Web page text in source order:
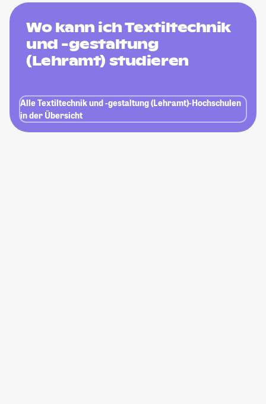
Wo kann ich Textiltechnik
und -gestaltung
(Lehramt) studieren
Alle Textiltechnik und -gestaltung (Lehramt)-Hochschulen
in der Übersicht